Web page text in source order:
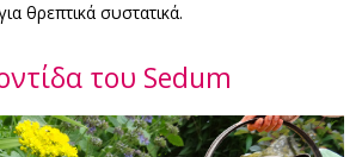
θρεπτικά συστατικά.
του Sedum